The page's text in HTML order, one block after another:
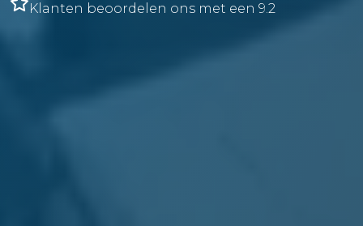
Klanten beoordelen ons met een 9.2